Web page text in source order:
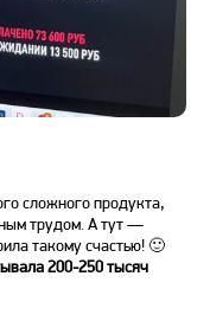
сложного продукта,
трудом. А тут —
такому счастью! 🙂
200-250 тысяч